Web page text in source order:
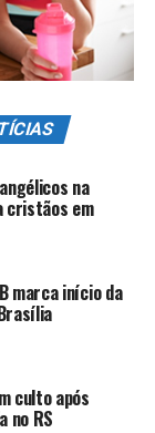
na
cristãos em
marca início da
culto após
no RS